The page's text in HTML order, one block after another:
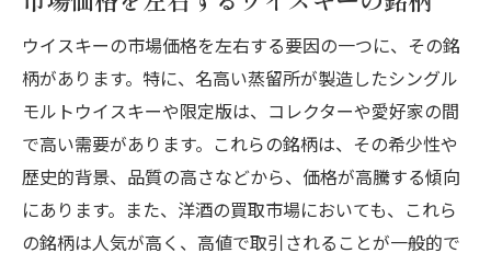
ウイスキーの市場価格を左右する要因の一つに、その銘
柄があります。特に、名高い蒸留所が製造したシングル
モルトウイスキーや限定版は、コレクターや愛好家の間
で高い需要があります。これらの銘柄は、その希少性や
歴史的背景、品質の高さなどから、価格が高騰する傾向
にあります。また、洋酒の買取市場においても、これら
の銘柄は人気が高く、高値で取引されることが一般的で